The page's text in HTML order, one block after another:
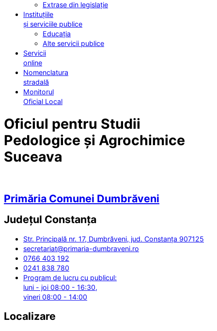
Extrase din legislație
Instituțiile
și serviciile publice
Educația
Alte servicii publice
Servicii
online
Nomenclatura
stradală
Monitorul
Oficial Local
Oficiul pentru Studii
Pedologice și Agrochimice
Suceava
Primăria Comunei Dumbrăveni
Județul Constanța
Str. Principală nr. 17, Dumbrăveni, jud. Constanța 907125
secretariat@primaria-dumbraveni.ro
0766 403 192
0241 838 780
Program de lucru cu publicul:
luni - joi 08:00 - 16:30,
vineri 08:00 - 14:00
Localizare